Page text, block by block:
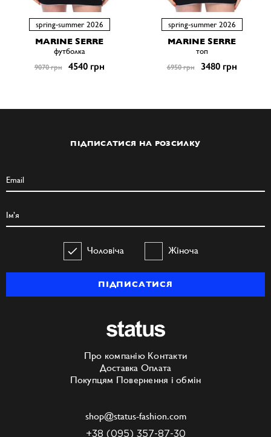
spring-summer 2026
MARINE SERRE
футболка
9070 грн 4540 грн
spring-summer 2026
MARINE SERRE
топ
6950 грн 3480 грн
ПІДПИСАТИСЯ НА РОЗСИЛКУ
Чоловіча Жіноча
ПІДПИСАТИСЯ
Про компанію Контакти
Доставка Оплата
Покупцям Повернення і обмін
shop@status-fashion.com
+38 (095) 357-87-30